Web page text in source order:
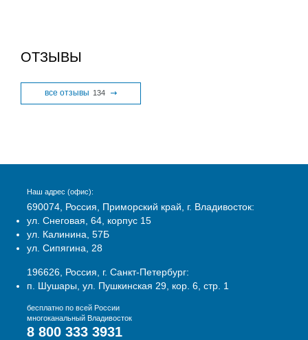
ОТЗЫВЫ
все отзывы 134
Наш адрес (офис):
690074, Россия, Приморский край, г. Владивосток:
ул. Снеговая, 64, корпус 15
ул. Калинина, 57Б
ул. Сипягина, 28
196626, Россия, г. Санкт-Петербург:
п. Шушары, ул. Пушкинская 29, кор. 6, стр. 1
бесплатно по всей России
многоканальный Владивосток
8 800 333 3931